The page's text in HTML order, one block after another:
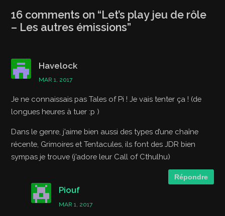
16 comments on “Let’s play jeu de rôle
– Les autres émissions”
Havelock
MAR 1, 2017
Je ne connaissais pas Tales of Pi ! Je vais tenter ça ! (de
longues heures à tuer :p )
Dans le genre, j’aime bien aussi des types d’une chaîne
récente, Grimoires et Tentacules, ils font des JDR bien
sympas je trouve (j’adore leur Call of Cthulhu)
Répondre
Piouf
MAR 1, 2017